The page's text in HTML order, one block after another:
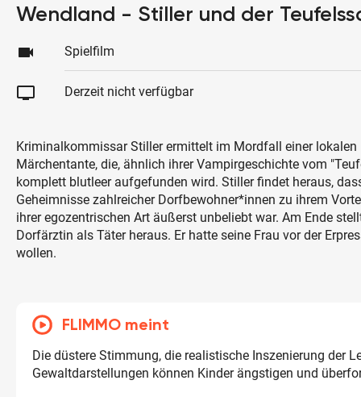
Wendland - Stiller und der
videocam Spielfilm
tv Derzeit nicht verfügbar
Kriminalkommissar Stiller ermittelt im Mordfall einer lokalen
Märchentante, die, ähnlich ihrer Vampirgeschichte vom
komplett blutleer aufgefunden wird. Stiller findet heraus,
Geheimnisse zahlreicher Dorfbewohner*innen zu ihrem
ihrer egozentrischen Art äußerst unbeliebt war. Am Ende
Dorfärztin als Täter heraus. Er hatte seine Frau vor der
wollen.
FLIMMO meint
Die düstere Stimmung, die realistische Inszenierung der
Gewaltdarstellungen können Kinder ängstigen und